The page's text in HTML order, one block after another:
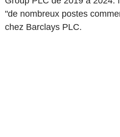
"de nombreux postes
chez Barclays PLC.